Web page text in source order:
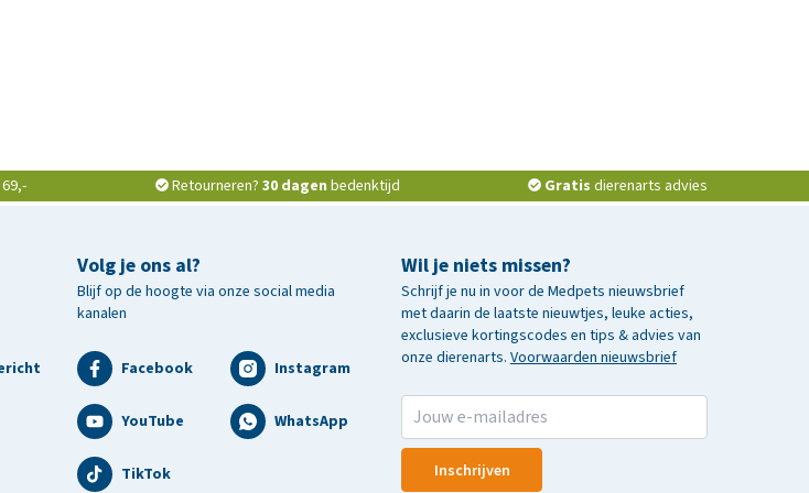
Retourneren? 30 dagen bedenktijd Gratis dierenarts advies
Wil je niets missen?
Schrijf je nu in voor de Medpets nieuwsbrief
met daarin de laatste nieuwtjes, leuke acties,
exclusieve kortingscodes en tips & advies van
onze dierenarts. Voorwaarden nieuwsbrief
Inschrijven
Volg je ons al?
Blijf op de hoogte via onze social media
kanalen
Facebook Instagram
YouTube WhatsApp
TikTok